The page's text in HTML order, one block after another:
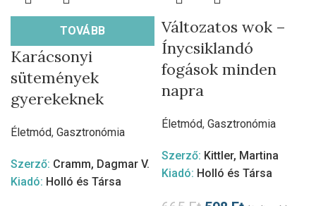
TOVÁBB
Karácsonyi
sütemények
gyerekeknek
Életmód, Gasztronómia
Szerző: Cramm, Dagmar V.
Kiadó: Holló és Társa
Változatos wok –
Ínycsiklandó
fogások minden
napra
Életmód, Gasztronómia
Szerző: Kittler, Martina
Kiadó: Holló és Társa